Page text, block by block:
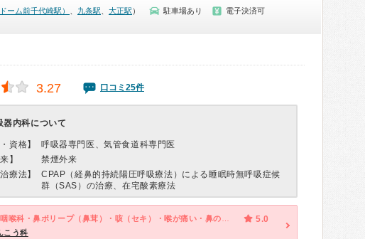
ーム前千代崎駅） 九条駅 大正駅 ） 駐車場あり
電子決済可
3.27 口コミ25件
器内科について
資格】
呼吸器専門医、気管食道科専門医
】
禁煙外来
療法】
CPAP（経鼻的持続陽圧呼吸療法）による睡眠時無呼吸症候
群（SAS）の治療、在宅酸素療法
5.0
こう科